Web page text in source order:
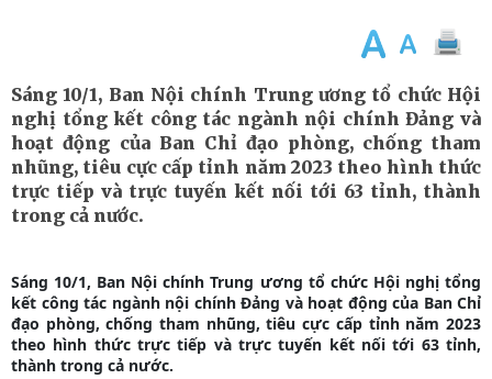
Sáng 10/1, Ban Nội chính Trung ương tổ chức Hội
nghị tổng kết công tác ngành nội chính Đảng và
hoạt động của Ban Chỉ đạo phòng, chống tham
nhũng, tiêu cực cấp tỉnh năm 2023 theo hình thức
trực tiếp và trực tuyến kết nối tới 63 tỉnh, thành
trong cả nước.
Sáng 10/1, Ban Nội chính Trung ương tổ chức Hội nghị tổng
kết công tác ngành nội chính Đảng và hoạt động của Ban Chỉ
đạo phòng, chống tham nhũng, tiêu cực cấp tỉnh năm 2023
theo hình thức trực tiếp và trực tuyến kết nối tới 63 tỉnh,
thành trong cả nước.